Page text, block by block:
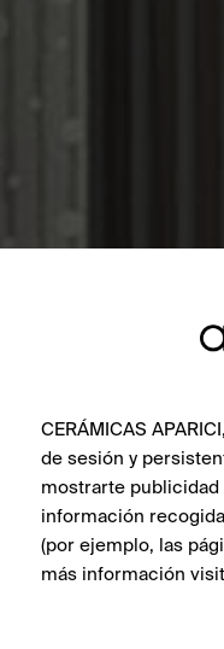
CERÁMICAS
de sesión y
mostrarte publicidad
información
(por ejemplo, las
más información